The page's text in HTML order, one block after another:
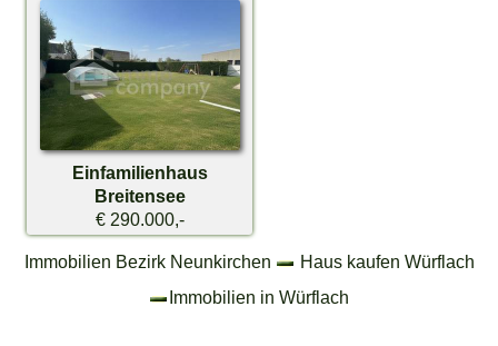
Einfamilienhaus
Breitensee
€ 290.000,-
Immobilien Bezirk Neunkirchen
Haus kaufen Würflach
Immobilien in Würflach